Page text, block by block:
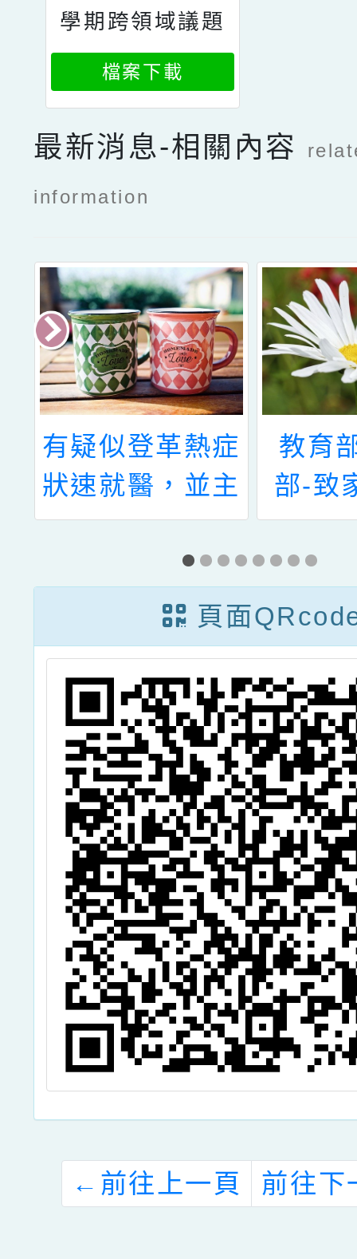
學期跨領域議題
分團到校輔導
檔案下載
最新消息-相關內容
information
有疑似登革熱症
狀速就醫，並主
動告知旅遊史、
活動史。
教育
部-致
封
頁面
← 前往上一頁 前往下